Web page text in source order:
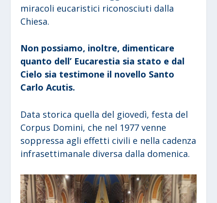
miracoli eucaristici riconosciuti dalla
Chiesa.
Non possiamo, inoltre, dimenticare
quanto dell’ Eucarestia sia stato e dal
Cielo sia testimone il novello Santo
Carlo Acutis.
Data storica quella del giovedì, festa del
Corpus Domini, che nel 1977 venne
soppressa agli effetti civili e nella cadenza
infrasettimanale diversa dalla domenica.